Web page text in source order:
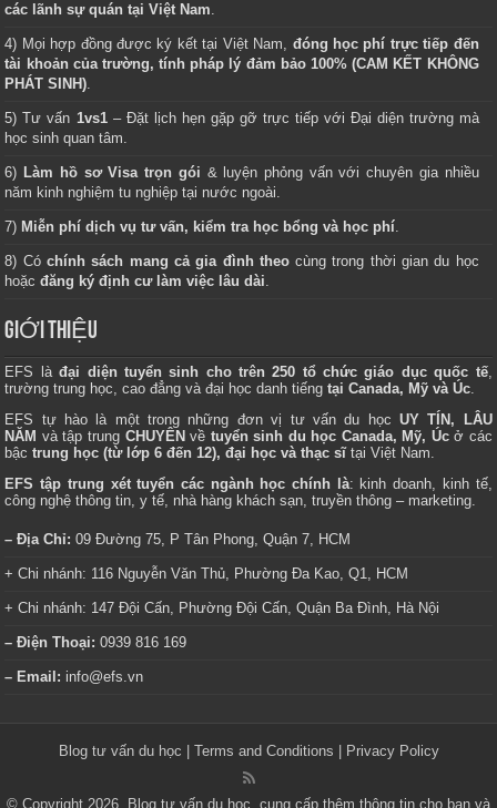
các lãnh sự quán tại Việt Nam.
4) Mọi hợp đồng được ký kết tại Việt Nam, đóng học phí trực tiếp đến
tài khoản của trường, tính pháp lý đảm bảo 100% (CAM KẾT KHÔNG
PHÁT SINH).
5) Tư vấn 1vs1– Đặt lịch hẹn gặp gỡ trực tiếp với Đại diện trường mà
học sinh quan tâm.
6) Làm hồ sơ Visa trọn gói & luyện phỏng vấn với chuyên gia nhiều
năm kinh nghiệm tu nghiệp tại nước ngoài.
7) Miễn phí dịch vụ tư vấn, kiểm tra học bổng và học phí.
8) Cóchính sách mang cả gia đình theocùng trong thời gian du học
hoặcđăng ký định cư làm việc lâu dài.
GIỚI THIỆU
EFS làđại diện tuyển sinh cho trên 250 tổ chức giáo dục quốc tế,
trường trung học, cao đẳng và đại học danh tiếng tại Canada, Mỹ và Úc.
EFS tự hào là một trong những đơn vị tư vấn du học UY TÍN, LÂU
NĂM và tập trung CHUYÊN về tuyển sinh du học Canada, Mỹ, Úcở các
bậctrung học (từ lớp 6 đến 12), đại học và thạc sĩtại Việt Nam.
EFS tập trung xét tuyển các ngành học chính là: kinh doanh, kinh tế,
công nghệ thông tin, y tế, nhà hàng khách sạn, truyền thông – marketing.
– Địa Chỉ: 09 Đường 75, P Tân Phong, Quận 7, HCM
+ Chi nhánh: 116 Nguyễn Văn Thủ, Phường Đa Kao, Q1, HCM
+ Chi nhánh: 147 Đội Cấn, Phường Đội Cấn, Quận Ba Đình, Hà Nội
– Điện Thoại: 0939 816 169
– Email: info@efs.vn
Blog tư vấn du học Terms and Conditions Privacy Policy
© Copyright 2026, Blog tư vấn du học, cung cấp thêm thông tin cho bạn và